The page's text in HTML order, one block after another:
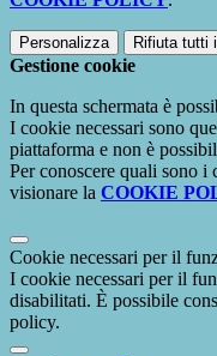
Personalizza Rifiuta tutti
Gestione cookie
In questa schermata è
I cookie necessari sono
piattaforma e non è
Per conoscere quali sono i
visionare la COOKIE
Cookie necessari per il
I cookie necessari per il
disabilitati. È possibile
policy.